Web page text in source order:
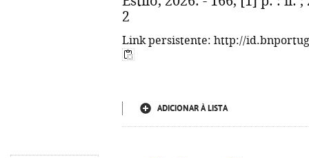
2
Link persistente: http://
ADICIONAR À LISTA